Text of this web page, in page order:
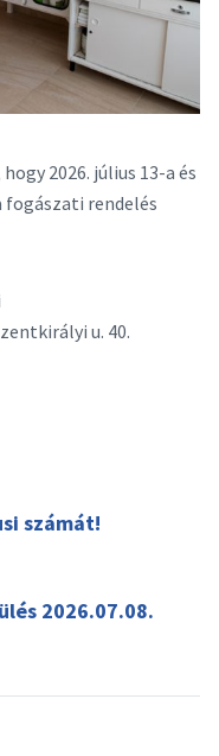
2026. július 13-a és
rendelés
u. 40.
számát!
2026.07.08.